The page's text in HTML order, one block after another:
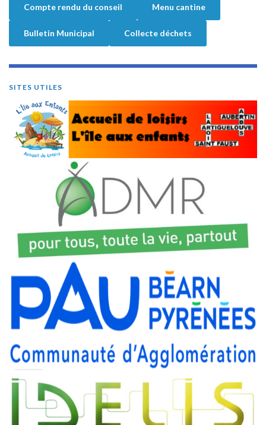
Compte rendu du conseil Menu cantine
Bulletin Municipal Collecte déchets
SITES UTILES